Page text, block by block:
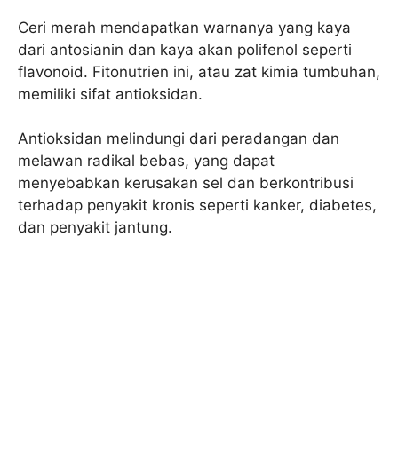
Ceri merah mendapatkan warnanya yang kaya
dari antosianin dan kaya akan polifenol seperti
flavonoid. Fitonutrien ini, atau zat kimia tumbuhan,
memiliki sifat antioksidan.
Antioksidan melindungi dari peradangan dan
melawan radikal bebas, yang dapat
menyebabkan kerusakan sel dan berkontribusi
terhadap penyakit kronis seperti kanker, diabetes,
dan penyakit jantung.